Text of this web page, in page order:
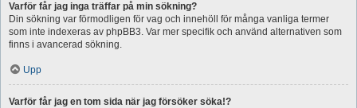
Varför får jag inga träffar på min sökning?
Din sökning var förmodligen för vag och innehöll för många vanliga termer
som inte indexeras av phpBB3. Var mer specifik och använd alternativen som
finns i avancerad sökning.
Upp
Varför får jag en tom sida när jag försöker söka!?